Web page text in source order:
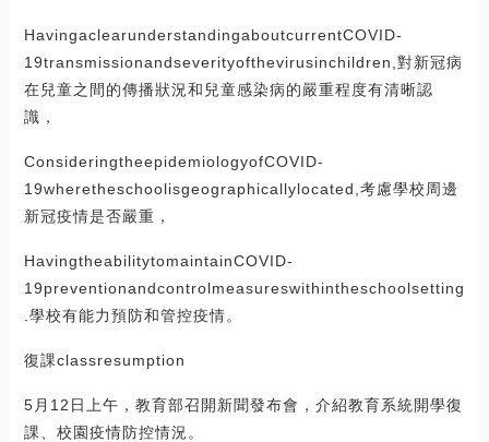
HavingaclearunderstandingaboutcurrentCOVID-
19transmissionandseverityofthevirusinchildren,對新冠病
在兒童之間的傳播狀況和兒童感染病的嚴重程度有清晰認
識，
ConsideringtheepidemiologyofCOVID-
19wheretheschoolisgeographicallylocated,考慮學校周邊
新冠疫情是否嚴重，
HavingtheabilitytomaintainCOVID-
19preventionandcontrolmeasureswithintheschoolsetting
.學校有能力預防和管控疫情。
復課classresumption
5月12日上午，教育部召開新聞發布會，介紹教育系統開學復
課、校園疫情防控情況。